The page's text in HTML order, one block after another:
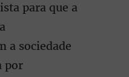
para que a
a sociedade
por